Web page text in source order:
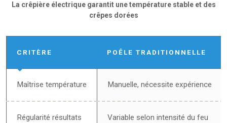
La crêpière électrique garantit une température stable et des
crêpes dorées
CRITÈRE POÊLE TRADITIONNELLE
Maîtrise température Manuelle, nécessite expérience
Régularité résultats Variable selon intensité du feu